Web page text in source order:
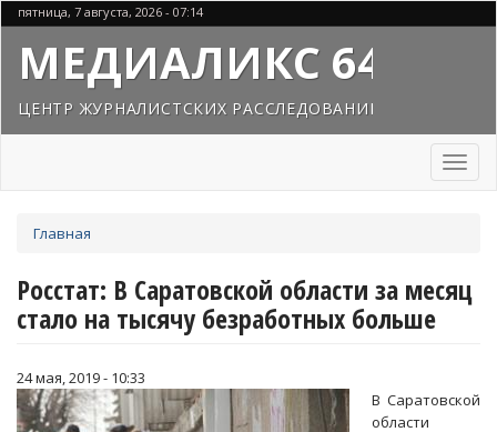
Перейти
к
основному
содержанию
пятница, 7 августа, 2026 - 07:14
МЕДИАЛИКС 64
ЦЕНТР ЖУРНАЛИСТСКИХ РАССЛЕДОВАНИЙ
Toggle
здесь
Главная
Росстат: В Саратовской области за месяц
стало на тысячу безработных больше
24 мая, 2019 - 10:33
В Саратовской
области